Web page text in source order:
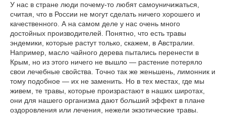
У нас в стране люди почему-то любят самоуничижаться,
считая, что в России не могут сделать ничего хорошего и
качественного. А на самом деле у нас очень много
достойных производителей. Понятно, что есть травы
эндемики, которые растут только, скажем, в Австралии.
Например, масло чайного дерева пытались перенести в
Крым, но из этого ничего не вышло — растение потеряло
свои лечебные свойства. Точно так же женьшень, лимонник и
тому подобное — их не заменить. Но в тех местах, где мы
живем, те травы, которые произрастают в наших широтах,
они для нашего организма дают больший эффект в плане
оздоровления или лечения, нежели экзотические травы.